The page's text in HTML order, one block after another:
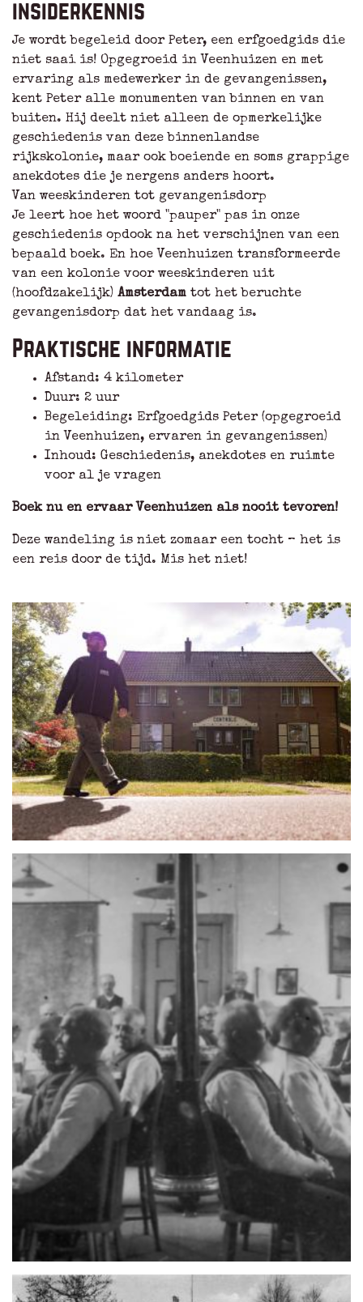
insiderkennis
Je wordt begeleid door Peter, een erfgoedgids die
niet saai is! Opgegroeid in Veenhuizen en met
ervaring als medewerker in de gevangenissen,
kent Peter alle monumenten van binnen en van
buiten. Hij deelt niet alleen de opmerkelijke
geschiedenis van deze binnenlandse
rijkskolonie, maar ook boeiende en soms grappige
anekdotes die je nergens anders hoort.
Van weeskinderen tot gevangenisdorp
Je leert hoe het woord "pauper" pas in onze
geschiedenis opdook na het verschijnen van een
bepaald boek. En hoe Veenhuizen transformeerde
van een kolonie voor weeskinderen uit
(hoofdzakelijk) Amsterdam tot het beruchte
gevangenisdorp dat het vandaag is.
Praktische informatie
Afstand: 4 kilometer
Duur: 2 uur
Begeleiding: Erfgoedgids Peter (opgegroeid
in Veenhuizen, ervaren in gevangenissen)
Inhoud: Geschiedenis, anekdotes en ruimte
voor al je vragen
Boek nu en ervaar Veenhuizen als nooit tevoren!
Deze wandeling is niet zomaar een tocht – het is
een reis door de tijd. Mis het niet!